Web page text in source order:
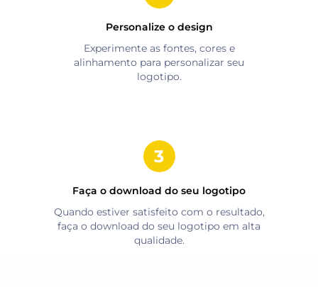
Personalize o design
Experimente as fontes, cores e
alinhamento para personalizar seu
logotipo.
Faça o download do seu logotipo
Quando estiver satisfeito com o resultado,
faça o download do seu logotipo em alta
qualidade.